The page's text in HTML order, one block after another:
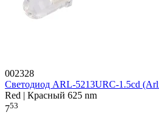
002328
Светодиод ARL-5213URC-1.5cd
Red | Красный 625 nm
753